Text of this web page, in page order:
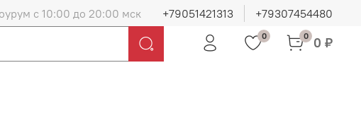
с 10:00 до 20:00 мск +79051421313 +79307454480
0 0 0 ₽